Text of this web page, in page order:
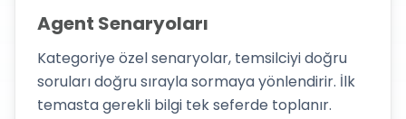
Agent Senaryoları
Kategoriye özel senaryolar, temsilciyi doğru
soruları doğru sırayla sormaya yönlendirir. İlk
temasta gerekli bilgi tek seferde toplanır.